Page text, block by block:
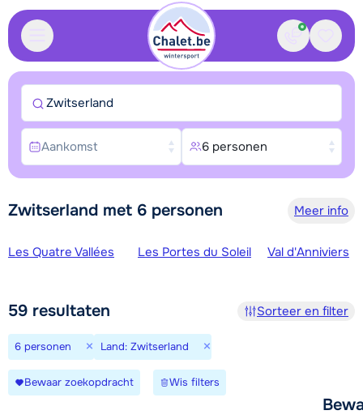
Contact
Zwitserland met 6 personen Meer info
Skigebieden
Les Quatre Vallées Les Portes du Soleil Val d'Anniviers
59 resultaten Sorteer en filter
6 personen × Land: Zwitserland ×
Bewaar zoekopdracht Wis filters
Zwitserland
Aankomst 6 personen